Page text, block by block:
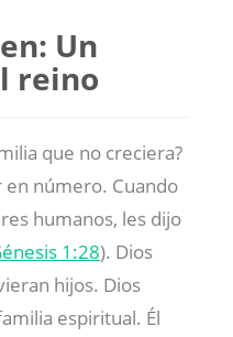
Un
reino
que no creciera?
en número. Cuando
humanos, les dijo
1:28). Dios
hijos. Dios
espiritual. Él